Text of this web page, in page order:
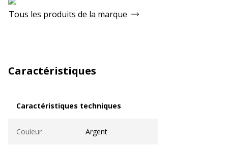
Tous les produits de la marque
Caractéristiques
Caractéristiques techniques
Couleur Argent